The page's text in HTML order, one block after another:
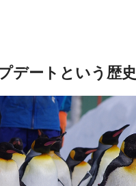
デートという歴史